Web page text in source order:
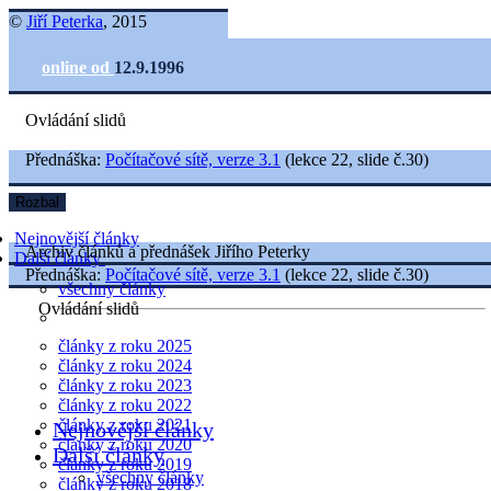
© Jiří Peterka, 2015
online od 12.9.1996
Ovládání slidů
Nejnovější články
Další články
všechny články
články z roku 2025
články z roku 2024
články z roku 2023
články z roku 2022
články z roku 2021
články z roku 2020
články z roku 2019
články z roku 2018
Přednáška: Počítačové sítě, verze 3.1 (lekce 22, slide č.30)
Rozbal
Archiv článků a přednášek Jiřího Peterky
Přednáška: Počítačové sítě, verze 3.1 (lekce 22, slide č.30)
Ovládání slidů
Nejnovější články
Další články
všechny články